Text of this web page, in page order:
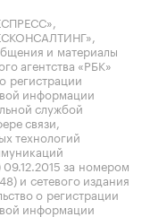
и материалы
агентства «РБК»
регистрации
информации
службой
связи,
технологий
за номером
и сетевого издания
о регистрации
информации